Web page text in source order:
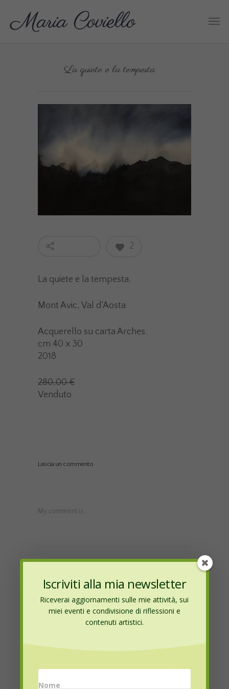
La quiete e la tempesta
2
La quiete e la tempesta.
Mont Avic, Val d’Aosta
Acquerello su carta Arches.
cm 40 x 30
2018
280,00 €
Venduto
Lascia un commento
My comment is..
Name*
Iscriviti alla mia newsletter
Riceverai aggiornamenti sulle mie attività, sui
miei eventi e condivisione di riflessioni e
contenuti artistici.
Nome